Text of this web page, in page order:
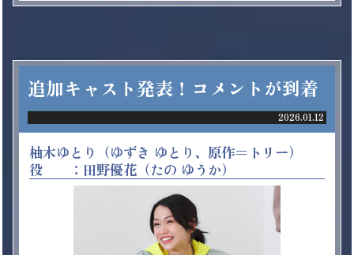
追加キャスト発表！コメントが到着
2026.01.12
柚木ゆとり（ゆずき ゆとり、原作＝トリー）
役 ：田野優花（たの ゆうか）